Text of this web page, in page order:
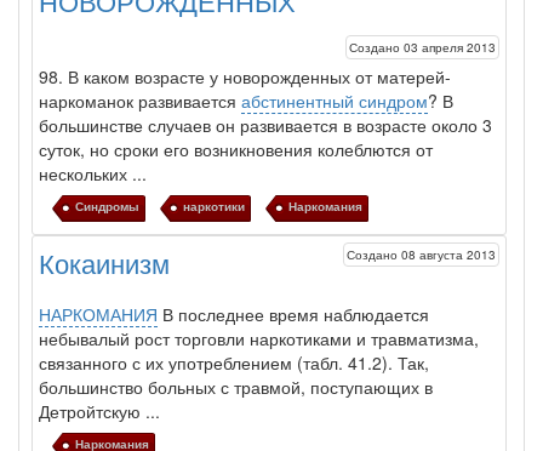
бесплатно, в течении всего срока лечения...
Создано 03 апреля 2013
98. В каком возрасте у новорожденных от матерей-
наркоманок развивается абстинентный синдром? В
большинстве случаев он развивается в возрасте около 3
суток, но сроки его возникновения колеблются от
нескольких ...
Синдромы наркотики Наркомания
Кокаинизм Создано 08 августа 2013
НАРКОМАНИЯ В последнее время наблюдается
небывалый рост торговли наркотика­ми и травматизма,
связанного с их употреблением (табл. 41.2). Так,
большинство больных с травмой, поступающих в
Детройтскую ...
Наркомания